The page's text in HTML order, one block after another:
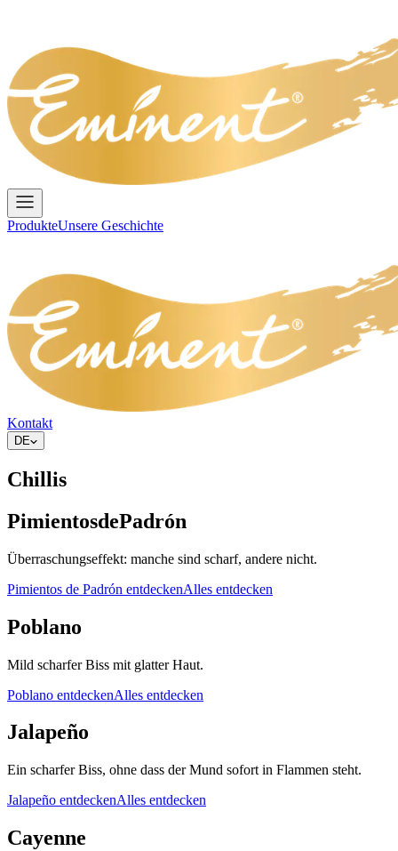
ProdukteUnsere Geschichte
Kontakt
DE
Chillis
PimientosdePadrón
Überraschungseffekt: manche sind scharf, andere nicht.
Pimientos de Padrón entdeckenAlles entdecken
Poblano
Mild scharfer Biss mit glatter Haut.
Poblano entdeckenAlles entdecken
Jalapeño
Ein scharfer Biss, ohne dass der Mund sofort in Flammen steht.
Jalapeño entdeckenAlles entdecken
Cayenne